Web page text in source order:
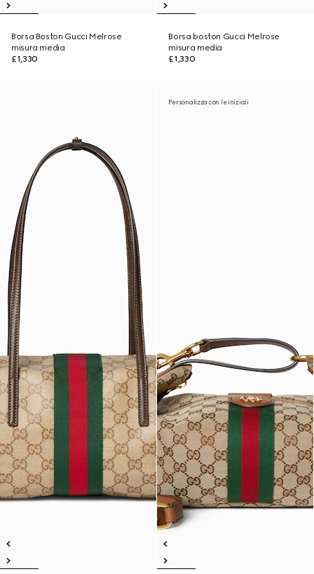
Borsa Boston Gucci Melrose
misura media
£1,330
Borsa boston Gucci Melrose
misura media
£1,330
Personalizza con le iniziali